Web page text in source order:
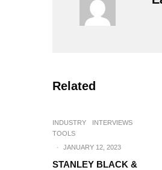
Related
INDUSTRY
INTERVIEWS
TOOLS
·
JANUARY 12, 2023
STANLEY BLACK &